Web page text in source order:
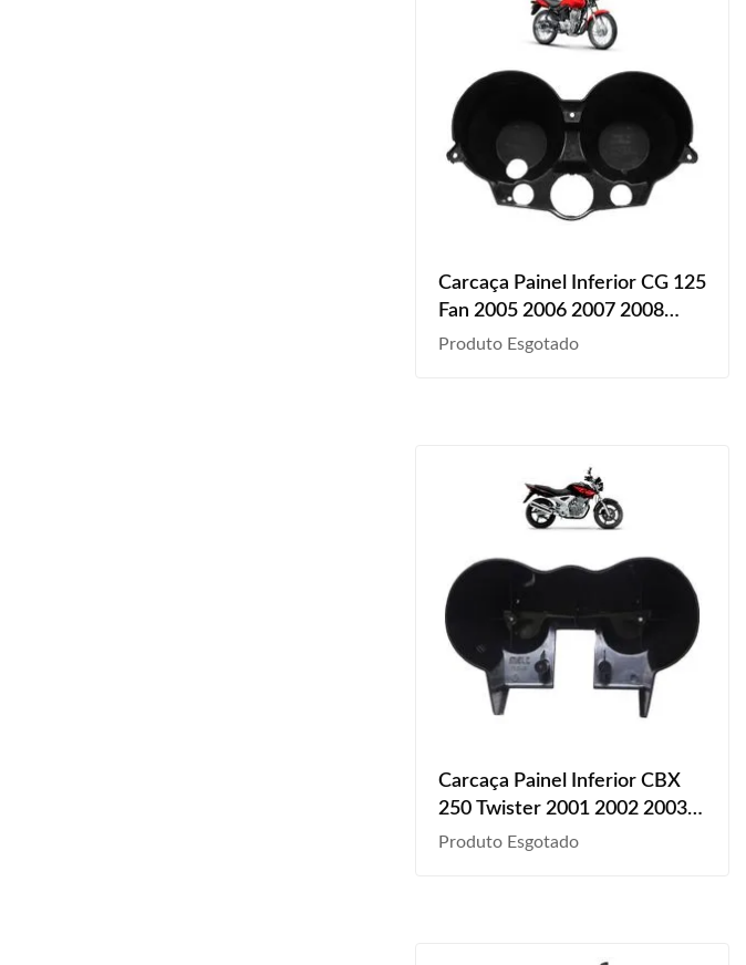
Carcaça Painel Inferior CG 125
Fan 2005 2006 2007 2008
2009 2010 2011 2012 2013
Produto Esgotado
Carcaça Painel Inferior CBX
250 Twister 2001 2002 2003
2004 2005 2006 2007 2008
Produto Esgotado